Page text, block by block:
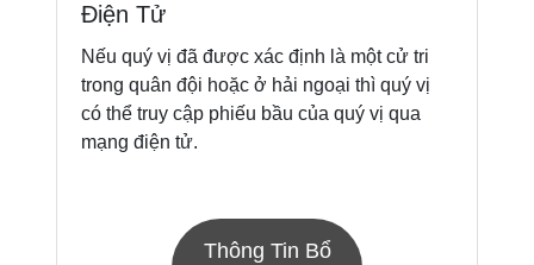
Điện Tử
Nếu quý vị đã được xác định là một cử tri
trong quân đội hoặc ở hải ngoại thì quý vị
có thể truy cập phiếu bầu của quý vị qua
mạng điện tử.
Thông Tin Bổ